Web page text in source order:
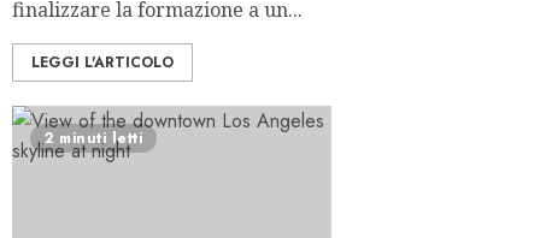
finalizzare la formazione a un...
LEGGI L'ARTICOLO
2 minuti letti